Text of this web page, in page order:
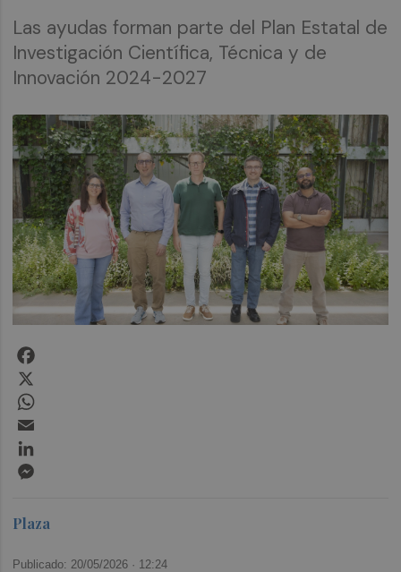
Las ayudas forman parte del Plan Estatal de
Investigación Científica, Técnica y de
Innovación 2024-2027
Plaza
Publicado: 20/05/2026 · 12:24